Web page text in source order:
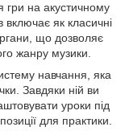
гри на акустичному
включає як класичні
що дозволяє
жанру музики.
навчання, яка
Завдяки ній ви
уроки під
для практики.